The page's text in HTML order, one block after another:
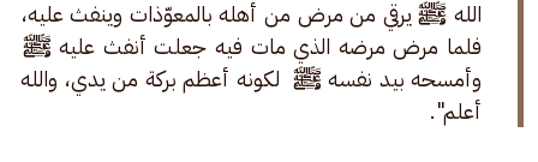
الله ﷺ يرقي من مرض من أهله بالمعوّذات وينفث عليه،
فلما مرض مرضه الذي مات فيه جعلت أنفث عليه ﷺ
وأمسحه بيد نفسه ﷺ  لكونه أعظم بركة من يدي، والله
أعلم".